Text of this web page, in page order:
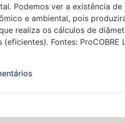
Podemos ver a existência
e ambiental, pois
realiza os cálculos de
Fontes: ProCOBRE